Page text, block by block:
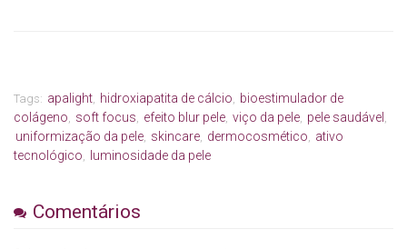
Tags: apalight hidroxiapatita de cálcio
bioestimulador de
colágeno
soft focus efeito blur pele viço da pele pele saudável
uniformização da pele skincare dermocosmético
ativo
tecnológico
luminosidade da pele
Comentários